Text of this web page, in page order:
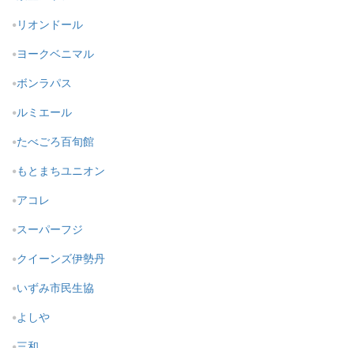
リオンドール
ヨークベニマル
ボンラパス
ルミエール
たべごろ百旬館
もとまちユニオン
アコレ
スーパーフジ
クイーンズ伊勢丹
いずみ市民生協
よしや